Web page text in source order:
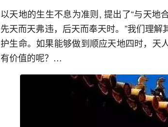
以天地的生生不息为准则, 提出了“与天地
先天而天弗违，后天而奉天时。”我们理
护生命。如果能够做到顺应天地四时，天
有价值的呢？…